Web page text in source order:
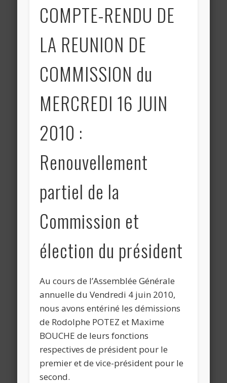
COMPTE-RENDU DE
LA REUNION DE
COMMISSION du
MERCREDI 16 JUIN
2010 :
Renouvellement
partiel de la
Commission et
élection du président
Au cours de l’Assemblée Générale
annuelle du Vendredi 4 juin 2010,
nous avons entériné les démissions
de Rodolphe POTEZ et Maxime
BOUCHE de leurs fonctions
respectives de président pour le
premier et de vice-président pour le
second.